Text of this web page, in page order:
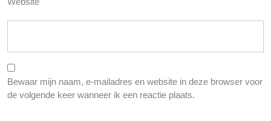
Bewaar mijn naam, e-mailadres en website in deze browser voor
de volgende keer wanneer ik een reactie plaats.